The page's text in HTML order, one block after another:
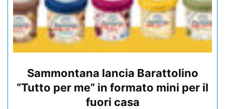
Sammontana lancia Barattolino
“Tutto per me” in formato mini per il
fuori casa